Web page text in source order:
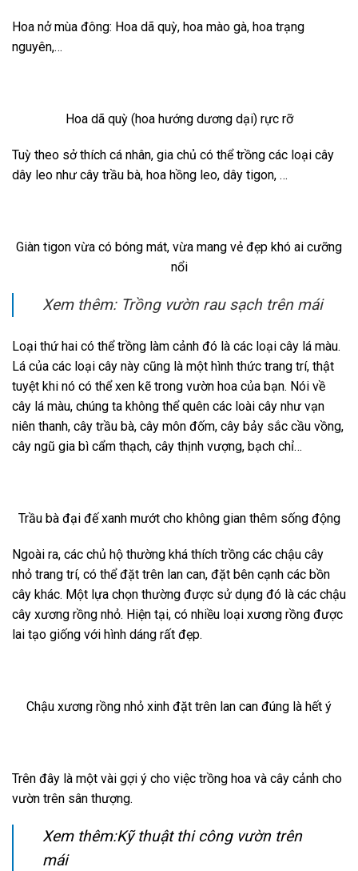
Hoa nở mùa đông: Hoa dã quỳ, hoa mào gà, hoa trạng
nguyên,…
Hoa dã quỳ (hoa hướng dương dại) rực rỡ
Tuỳ theo sở thích cá nhân, gia chủ có thể trồng các loại cây
dây leo như cây trầu bà, hoa hồng leo, dây tigon, …
Giàn tigon vừa có bóng mát, vừa mang vẻ đẹp khó ai cưỡng
nổi
Xem thêm: Trồng vườn rau sạch trên mái
Loại thứ hai có thể trồng làm cảnh đó là các loại cây lá màu.
Lá của các loại cây này cũng là một hình thức trang trí, thật
tuyệt khi nó có thể xen kẽ trong vườn hoa của bạn. Nói về
cây lá màu, chúng ta không thể quên các loài cây như vạn
niên thanh, cây trầu bà, cây môn đốm, cây bảy sắc cầu vồng,
cây ngũ gia bì cẩm thạch, cây thịnh vượng, bạch chỉ…
Trầu bà đại đế xanh mướt cho không gian thêm sống động
Ngoài ra, các chủ hộ thường khá thích trồng các chậu cây
nhỏ trang trí, có thể đặt trên lan can, đặt bên cạnh các bồn
cây khác. Một lựa chọn thường được sử dụng đó là các chậu
cây xương rồng nhỏ. Hiện tại, có nhiều loại xương rồng được
lai tạo giống với hình dáng rất đẹp.
Chậu xương rồng nhỏ xinh đặt trên lan can đúng là hết ý
Trên đây là một vài gợi ý cho việc trồng hoa và cây cảnh cho
vườn trên sân thượng.
Xem thêm:Kỹ thuật thi công vườn trên
mái